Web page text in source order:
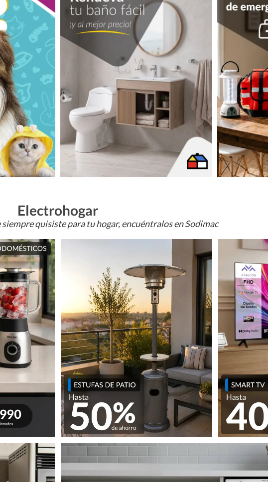
Electrohogar
quisiste para tu hogar, encuéntralos en Sodimac